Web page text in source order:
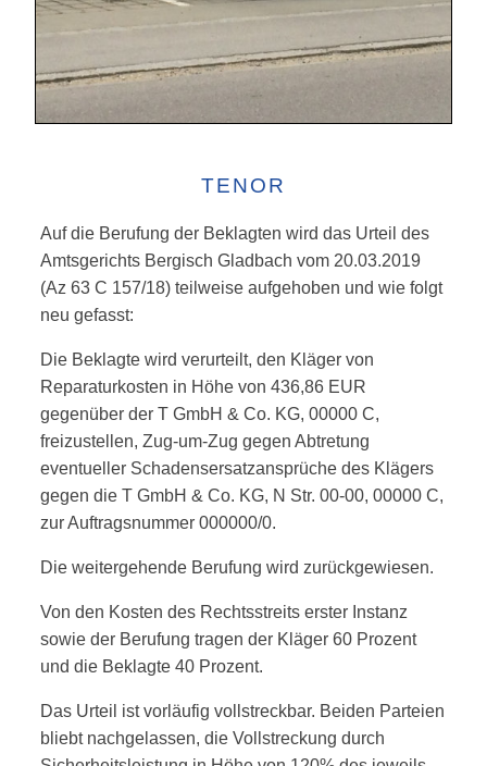
TENOR
Auf die Berufung der Beklagten wird das Urteil des
Amtsgerichts Bergisch Gladbach vom 20.03.2019
(Az 63 C 157/18) teilweise aufgehoben und wie folgt
neu gefasst:
Die Beklagte wird verurteilt, den Kläger von
Reparaturkosten in Höhe von 436,86 EUR
gegenüber der T GmbH & Co. KG, 00000 C,
freizustellen, Zug-um-Zug gegen Abtretung
eventueller Schadensersatzansprüche des Klägers
gegen die T GmbH & Co. KG, N Str. 00-00, 00000 C,
zur Auftragsnummer 000000/0.
Die weitergehende Berufung wird zurückgewiesen.
Von den Kosten des Rechtsstreits erster Instanz
sowie der Berufung tragen der Kläger 60 Prozent
und die Beklagte 40 Prozent.
Das Urteil ist vorläufig vollstreckbar. Beiden Parteien
bliebt nachgelassen, die Vollstreckung durch